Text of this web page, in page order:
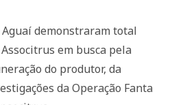
demonstraram total
em busca pela
do produtor, da
da Operação Fanta